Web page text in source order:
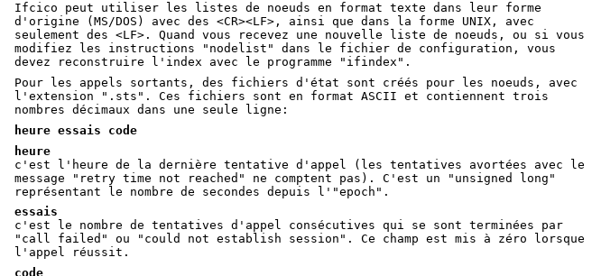
Ifcico peut utiliser les listes de noeuds en format texte dans leur forme
d'origine (MS/DOS) avec des <CR><LF>, ainsi que dans la forme UNIX, avec
seulement des <LF>. Quand vous recevez une nouvelle liste de noeuds, ou si vous
modifiez les instructions "nodelist" dans le fichier de configuration, vous
devez reconstruire l'index avec le programme "ifindex".
Pour les appels sortants, des fichiers d'état sont créés pour les noeuds, avec
l'extension ".sts". Ces fichiers sont en format ASCII et contiennent trois
nombres décimaux dans une seule ligne:
heure essais code
heure
c'est l'heure de la dernière tentative d'appel (les tentatives avortées avec le
message "retry time not reached" ne comptent pas). C'est un "unsigned long"
représentant le nombre de secondes depuis l'"epoch".
essais
c'est le nombre de tentatives d'appel consécutives qui se sont terminées par
"call failed" ou "could not establish session". Ce champ est mis à zéro lorsque
l'appel réussit.
code